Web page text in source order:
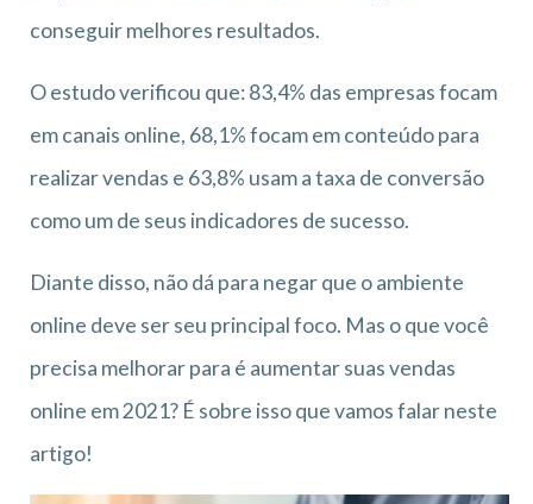
conseguir melhores resultados.
O estudo verificou que: 83,4% das empresas focam
em canais online, 68,1% focam em conteúdo para
realizar vendas e 63,8% usam a taxa de conversão
como um de seus indicadores de sucesso.
Diante disso, não dá para negar que o ambiente
online deve ser seu principal foco. Mas o que você
precisa melhorar para é aumentar suas vendas
online em 2021? É sobre isso que vamos falar neste
artigo!